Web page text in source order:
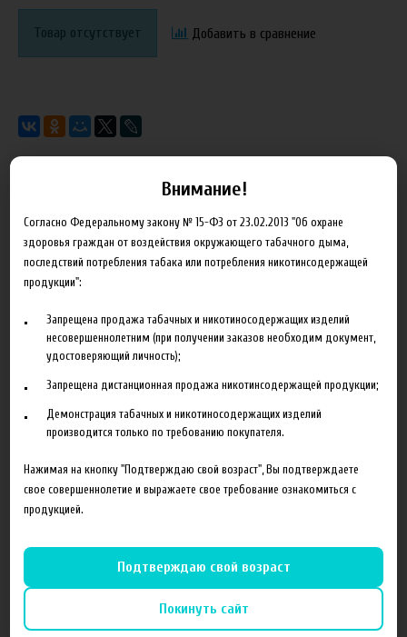
Товар отсутствует Добавить в сравнение
Характеристики
Ароматизатор Capella Glazed Doughnut
Flavorотличноподходит для самостоятельного
изготовления жидкостей для электронных сигарет.
Ароматизатор высококонцентрированный. В основу добавлять
не более 1-3%. После добавления хорошо перемешать и дать
температуре.
Держать плотно закрытым. Хранить в темном, прохладном
Купить ароматизатор Capella Glazed Doughnut вы можете в
нашем интернет-магазине как оптом, так и в розницу. Для
Внимание!
Согласно Федеральному закону № 15-ФЗ от 23.02.2013 "Об охране
здоровья граждан от воздействия окружающего табачного дыма,
последствий потребления табака или потребления никотинсодержащей
продукции":
Запрещена продажа табачных и никотиносодержащих изделий
несовершеннолетним (при получении заказов необходим документ,
удостоверяющий личность);
Запрещена дистанционная продажа никотинсодержащей продукции;
Демонстрация табачных и никотиносодержащих изделий
производится только по требованию покупателя.
Нажимая на кнопку "Подтверждаю свой возраст", Вы подтверждаете
свое совершеннолетие и выражаете свое требование ознакомиться с
продукцией.
Подтверждаю свой возраст
Покинуть сайт